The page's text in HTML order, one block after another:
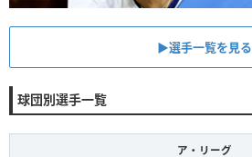
▶︎選手一覧を見る
球団別選手一覧
ア・リーグ